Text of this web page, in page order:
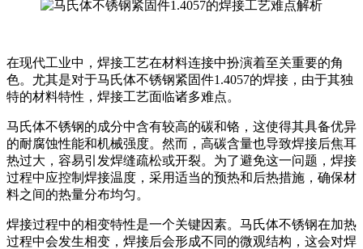
在现代工业中，焊接工艺在材料连接中扮演着至关重要的角
色。尤其是对于马氏体不锈钢紧固件1.4057的焊接，由于其独
特的材料特性，焊接工艺面临诸多难点。
马氏体不锈钢的成分中含有较高的碳和铬，这使得其具备优异
的耐腐蚀性能和机械强度。然而，高碳含量也导致焊接后焦耳
热过大，容易引发焊缝疏松或开裂。为了避免这一问题，焊接
过程中应控制焊接温度，采用适当的预热和后热措施，确保材
料之间的热量分布均匀。
焊接过程中的相变特性是一个关键因素。马氏体不锈钢在加热
过程中会发生相变，焊接后会形成不同的微观结构，这会对焊